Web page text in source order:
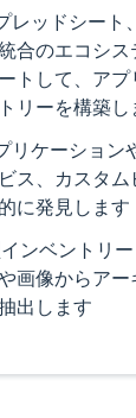
レッドシート
合のエコシス
トして、ア
リーを構築し
リケーション
ス、カスタ
に発見します
ンベントリ
画像からア
出します